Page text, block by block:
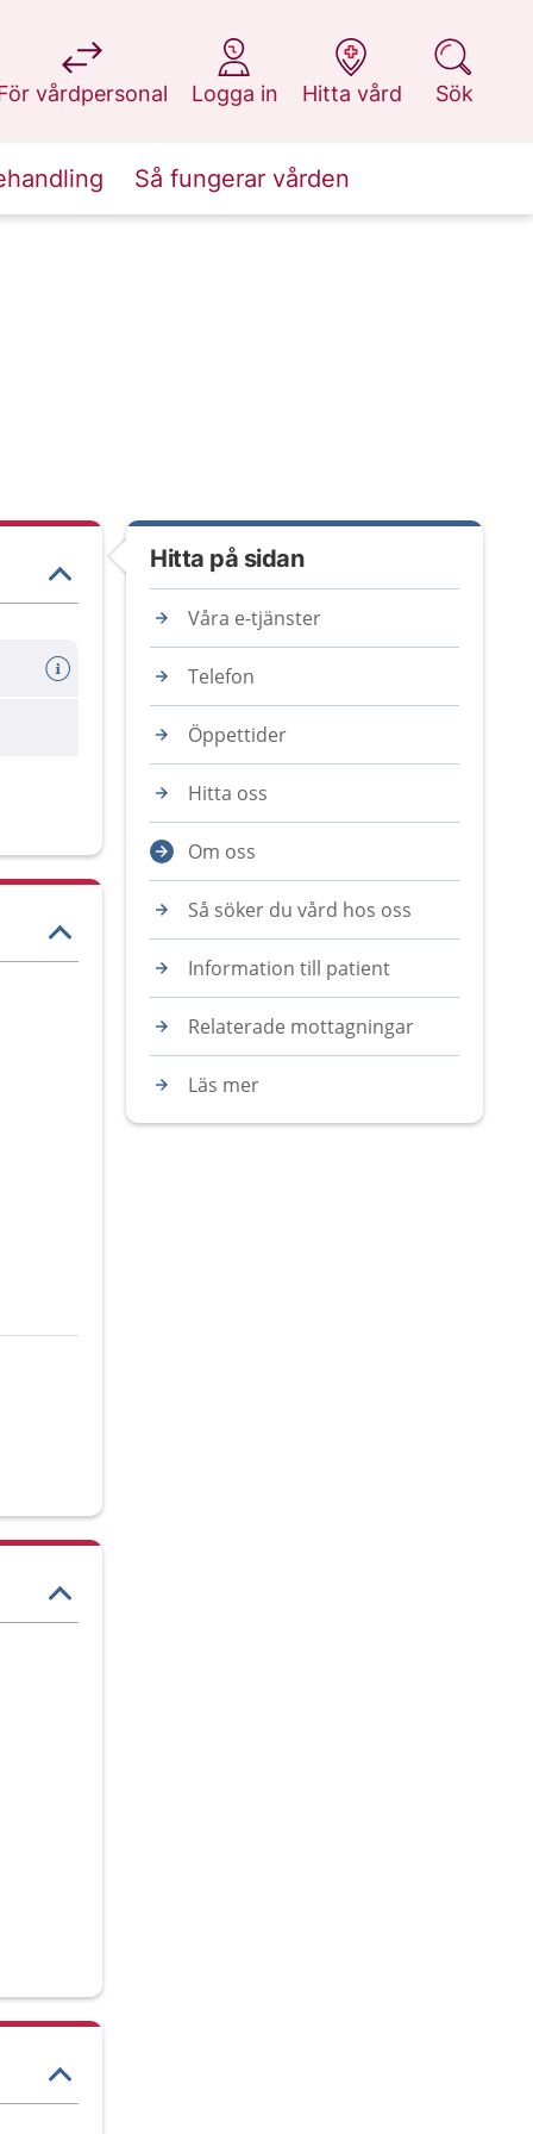
vårdpersonal
på 1177.se
Logga in
på 1177.se
Hitta vård
på 1177.se
Sök
på 1177.se
Så fungerar vården
Hitta på sidan
Våra e-tjänster
Telefon
Öppettider
Hitta oss
Om oss
Så söker du vård hos oss
Information till patient
Relaterade mottagningar
Läs mer